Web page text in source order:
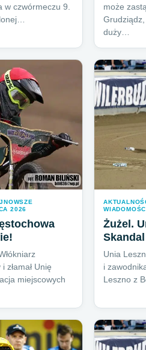
w czwórmeczu 9.
może
duży…
2026
złamał Unię
miejscowych
Żużel.
Unia
i
Leszno z